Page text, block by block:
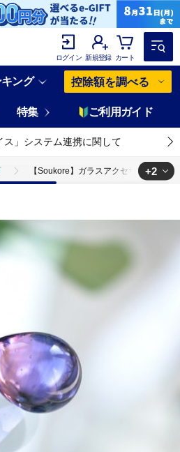
ログイン 新規登録 カート
ング 控除額を調べる
特集 ご利用ガイド
ス」システム連携に関して
【Soukore】ガラスアクセサリー・ラ
アクセサリー
+2